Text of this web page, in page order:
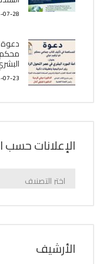
07-28
محكم
07-23
الإعلانات حسب
الإعلانات
اﻷرشيف